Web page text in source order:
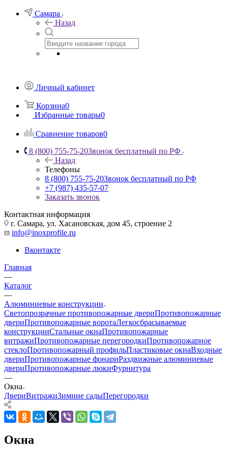
Самара
Назад
Личный кабинет
Корзина0
Избранные товары0
Сравнение товаров0
8 (800) 755-75-20Звонок бесплатный по РФ
Назад
Телефоны
8 (800) 755-75-20Звонок бесплатный по РФ
+7 (987) 435-57-07
Заказать звонок
Контактная информация
г. Самара, ул. Хасановская, дом 45, строение 2
info@inoxprofile.ru
Вконтакте
Главная
—
Каталог
—
Алюминиевые конструкции
Светопрозрачные противопожарные двериПротивопожарные
двериПротивопожарные воротаЛегкосбрасываемые
конструкцииСтальные окнаПротивопожарные
витражиПротивопожарные перегородкиПротивопожарное
стеклоПротивопожарный профильПластиковые окнаВходные
двериПротивопожарные фонариРаздвижные алюминиевые
двериПротивопожарные люкиФурнитура
—
Окна
ДвериВитражиЗимние садыПерегородки
Окна